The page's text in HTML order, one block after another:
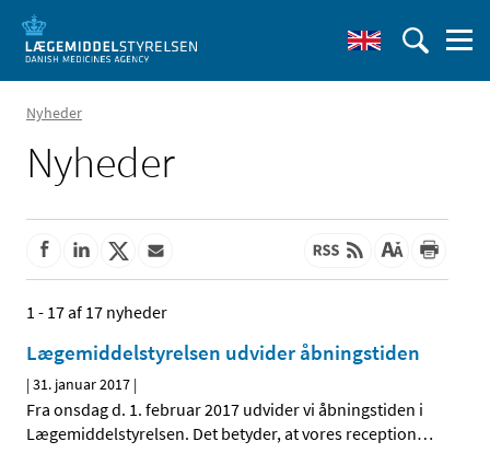
Nyheder
Nyheder
1 - 17 af 17 nyheder
Lægemiddelstyrelsen udvider åbningstiden
|31. januar 2017 |
Fra onsdag d. 1. februar 2017 udvider vi åbningstiden i
Lægemiddelstyrelsen. Det betyder, at vores reception…